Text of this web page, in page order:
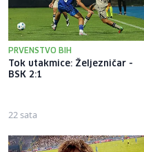
PRVENSTVO BIH
Tok utakmice: Željezničar -
BSK 2:1
22 sata